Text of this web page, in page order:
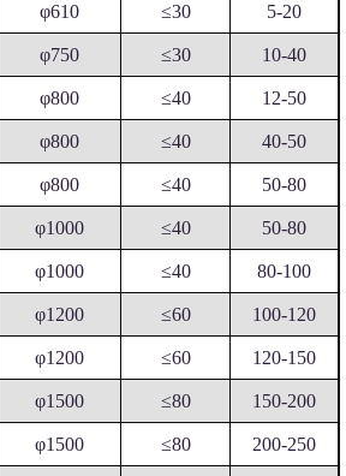
φ610 ≤30 5-20
φ750 ≤30 10-40
φ800 ≤40 12-50
φ800 ≤40 40-50
φ800 ≤40 50-80
φ1000 ≤40 50-80
φ1000 ≤40 80-100
φ1200 ≤60 100-120
φ1200 ≤60 120-150
φ1500 ≤80 150-200
φ1500 ≤80 200-250